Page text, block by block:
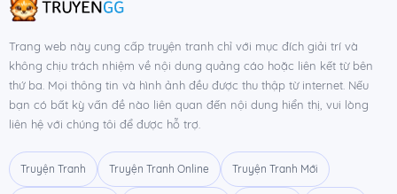
Trang web này cung cấp truyện tranh chỉ với mục đích giải trí và
không chịu trách nhiệm về nội dung quảng cáo hoặc liên kết từ bên
thứ ba. Mọi thông tin và hình ảnh đều được thu thập từ internet. Nếu
bạn có bất kỳ vấn đề nào liên quan đến nội dung hiển thị, vui lòng
liên hệ với chúng tôi để được hỗ trợ.
Truyện Tranh Truyện Tranh Online Truyện Tranh Mới